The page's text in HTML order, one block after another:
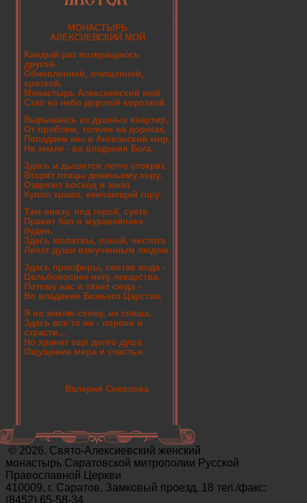
МОНАСТЫРЬ
АЛЕКСИЕВСКИЙ МОЙ
Каждый раз возвращаюсь
другой-
Обновленной, очищенной,
кроткой.
Монастырь Алексиевский мой
Стал на небо дорогой короткой.
Вырываясь из душных квартир,
От проблем, толчеи на дорогах,
Попадаем мы в Ангельский мир,
На земле - во владения Бога.
Здесь и дышится легче стократ,
Вторят птицы девичьему хору.
Озаряют восход и закат
Купол храма, венчающий гору.
Там внизу, под горой, суета
Правит бал в муравейнике
буден.
Здесь молитвы, покой, чистота
Лечат души измученным людям.
Здесь просфоры, святая вода -
Цельбоноснее нету лекарства.
Потому нас и тянет сюда -
Во владения Божьего Царства.
Я на землю схожу, не спеша,
Здесь все то же - пороки и
страсти...
Но хранит еще долго душа
Ощущение мира и счастья.
Валерия Соколова
© 2026. Свято-Алексиевский женский
монастырь Саратовской митрополии Русской
Православной Церкви
410009, г. Саратов, Замковый проезд, 18 тел./факс:
(8452) 65-58-34